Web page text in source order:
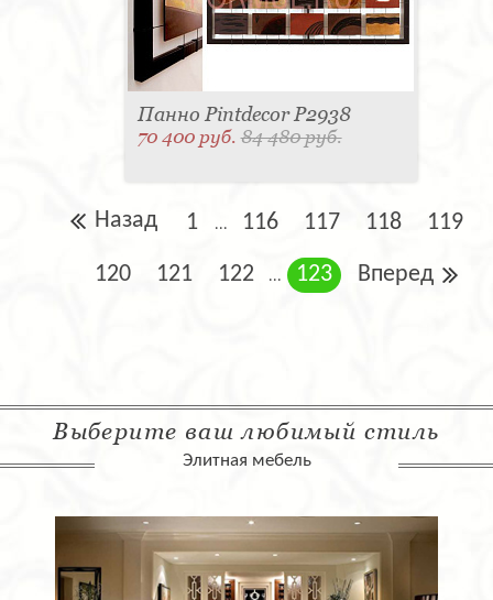
Панно Pintdecor P2938
70 400 руб.84 480 руб.
Назад 1 ... 116 117 118 119
120 121 122 ... 123 Вперед
Выберите ваш любимый стиль
Элитная мебель